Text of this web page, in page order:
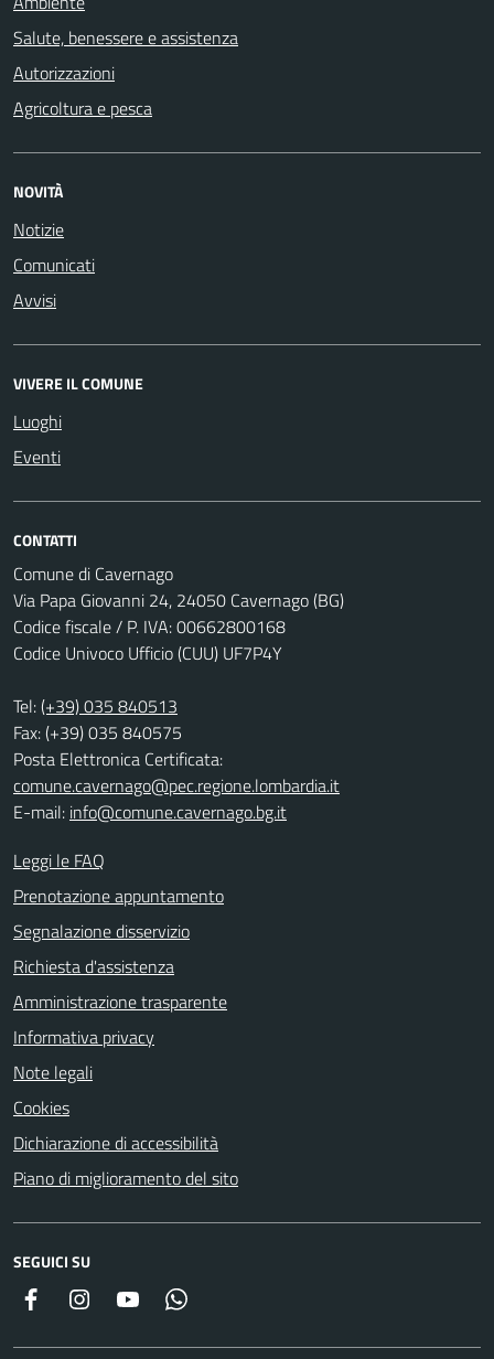
Salute, benessere e assistenza
Autorizzazioni
Agricoltura e pesca
NOVITÀ
Notizie
Comunicati
Avvisi
VIVERE IL COMUNE
Luoghi
Eventi
CONTATTI
Comune di Cavernago
Via Papa Giovanni 24, 24050 Cavernago (BG)
Codice fiscale / P. IVA: 00662800168
Codice Univoco Ufficio (CUU) UF7P4Y
Tel:(+39) 035 840513
Fax: (+39) 035 840575
Posta Elettronica Certificata:
comune.cavernago@pec.regione.lombardia.it
E-mail: info@comune.cavernago.bg.it
Leggi le FAQ
Prenotazione appuntamento
Segnalazione disservizio
Richiesta d'assistenza
Amministrazione trasparente
Informativa privacy
Note legali
Cookies
Dichiarazione di accessibilità
Piano di miglioramento del sito
SEGUICI SU
Facebook InstagramYouTube